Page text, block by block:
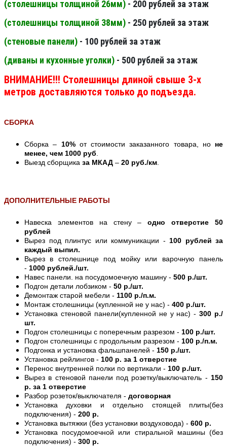
(столешницы толщиной 26мм) - 200 рублей за этаж
(столешницы толщиной 38мм) - 250 рублей за этаж
(стеновые панели) - 100 рублей за этаж
(диваны и кухонные уголки) - 500 рублей за этаж
ВНИМАНИЕ!!! Столешницы длиной свыше 3-х
метров доставляются только до подъезда.
СБОРКА
Сборка – 10%от стоимости заказанного товара, но не
менее, чем 1000 руб
Выезд сборщика за МКАД – 20 руб./км
ДОПОЛНИТЕЛЬНЫЕ РАБОТЫ
Навеска элементов на стену –одно отверстие 50
рублей
Вырез под плинтус или коммуникации - 100 рублей за
каждый выпил.
Вырез в столешнице под мойку или варочную панель
- 1000 рублей./шт.
Навес панели. на посудомоечную машину - 500 р./шт.
Подгон детали лобзиком - 50 р./шт.
Демонтаж старой мебели - 1100 р./п.м.
Монтаж столешницы (купленной не у нас) - 400 р./шт.
Установка стеновой панели(купленной не у нас) -300 р./
шт.
Подгон столешницы с поперечным разрезом - 100 р./шт.
Подгон столешницы с продольным разрезом - 100 р./п.м.
Подгонка и установка фальшпанелей - 150 р./шт.
Установка рейлингов - 100 р. за 1 отверстие
Перенос внутренней полки по вертикали - 100 р./шт.
Вырез в стеновой панели под розетку/выключатель - 150
р. за 1 отверстие
Разбор розеток/выключателя - договорная
Установка духовки и отдельно стоящей плиты(без
подключения) - 200 р.
Установка вытяжки (без установки воздуховода) - 600 р.
Установка посудомоечной или стиральной машины (без
подключения) - 300 р.